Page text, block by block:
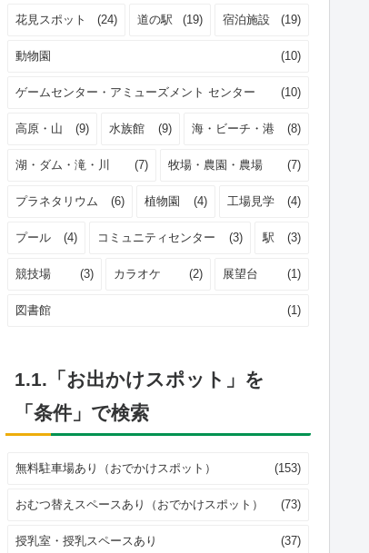
花見スポット (24) 道の駅 (19) 宿泊施設 (19)
動物園 (10)
ゲームセンター・アミューズメント センター (10)
高原・山 (9) 水族館 (9) 海・ビーチ・港 (8)
湖・ダム・滝・川 (7) 牧場・農園・農場 (7)
プラネタリウム (6) 植物園 (4) 工場見学 (4)
プール (4) コミュニティセンター (3) 駅 (3)
競技場 (3) カラオケ (2) 展望台 (1)
図書館 (1)
1.1.「お出かけスポット」を
「条件」で検索
無料駐車場あり（おでかけスポット） (153)
おむつ替えスペースあり（おでかけスポット） (73)
授乳室・授乳スペースあり (37)